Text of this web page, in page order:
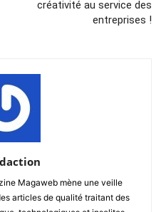
créativité au service des
entreprises !
Magaweb mène une veille
articles de qualité traitant des